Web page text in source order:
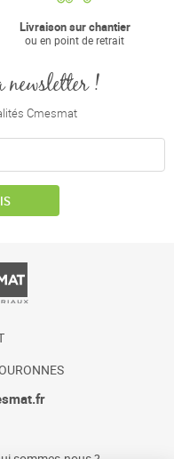
Livraison sur chantier
ou en point de retrait
!
Cmesmat